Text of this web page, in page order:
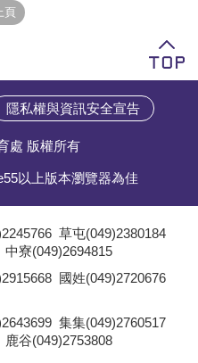
隱私權與資訊安全宣告
處 版權所有
以上版本瀏覽器為佳
草屯(049)2380184
中寮(049)2694815
國姓(049)2720676
集集(049)2760517
鹿谷(049)2753808